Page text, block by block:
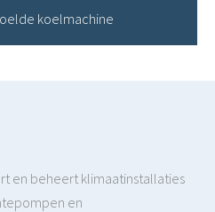
koelmachine
en beheert klimaatinstallaties
en